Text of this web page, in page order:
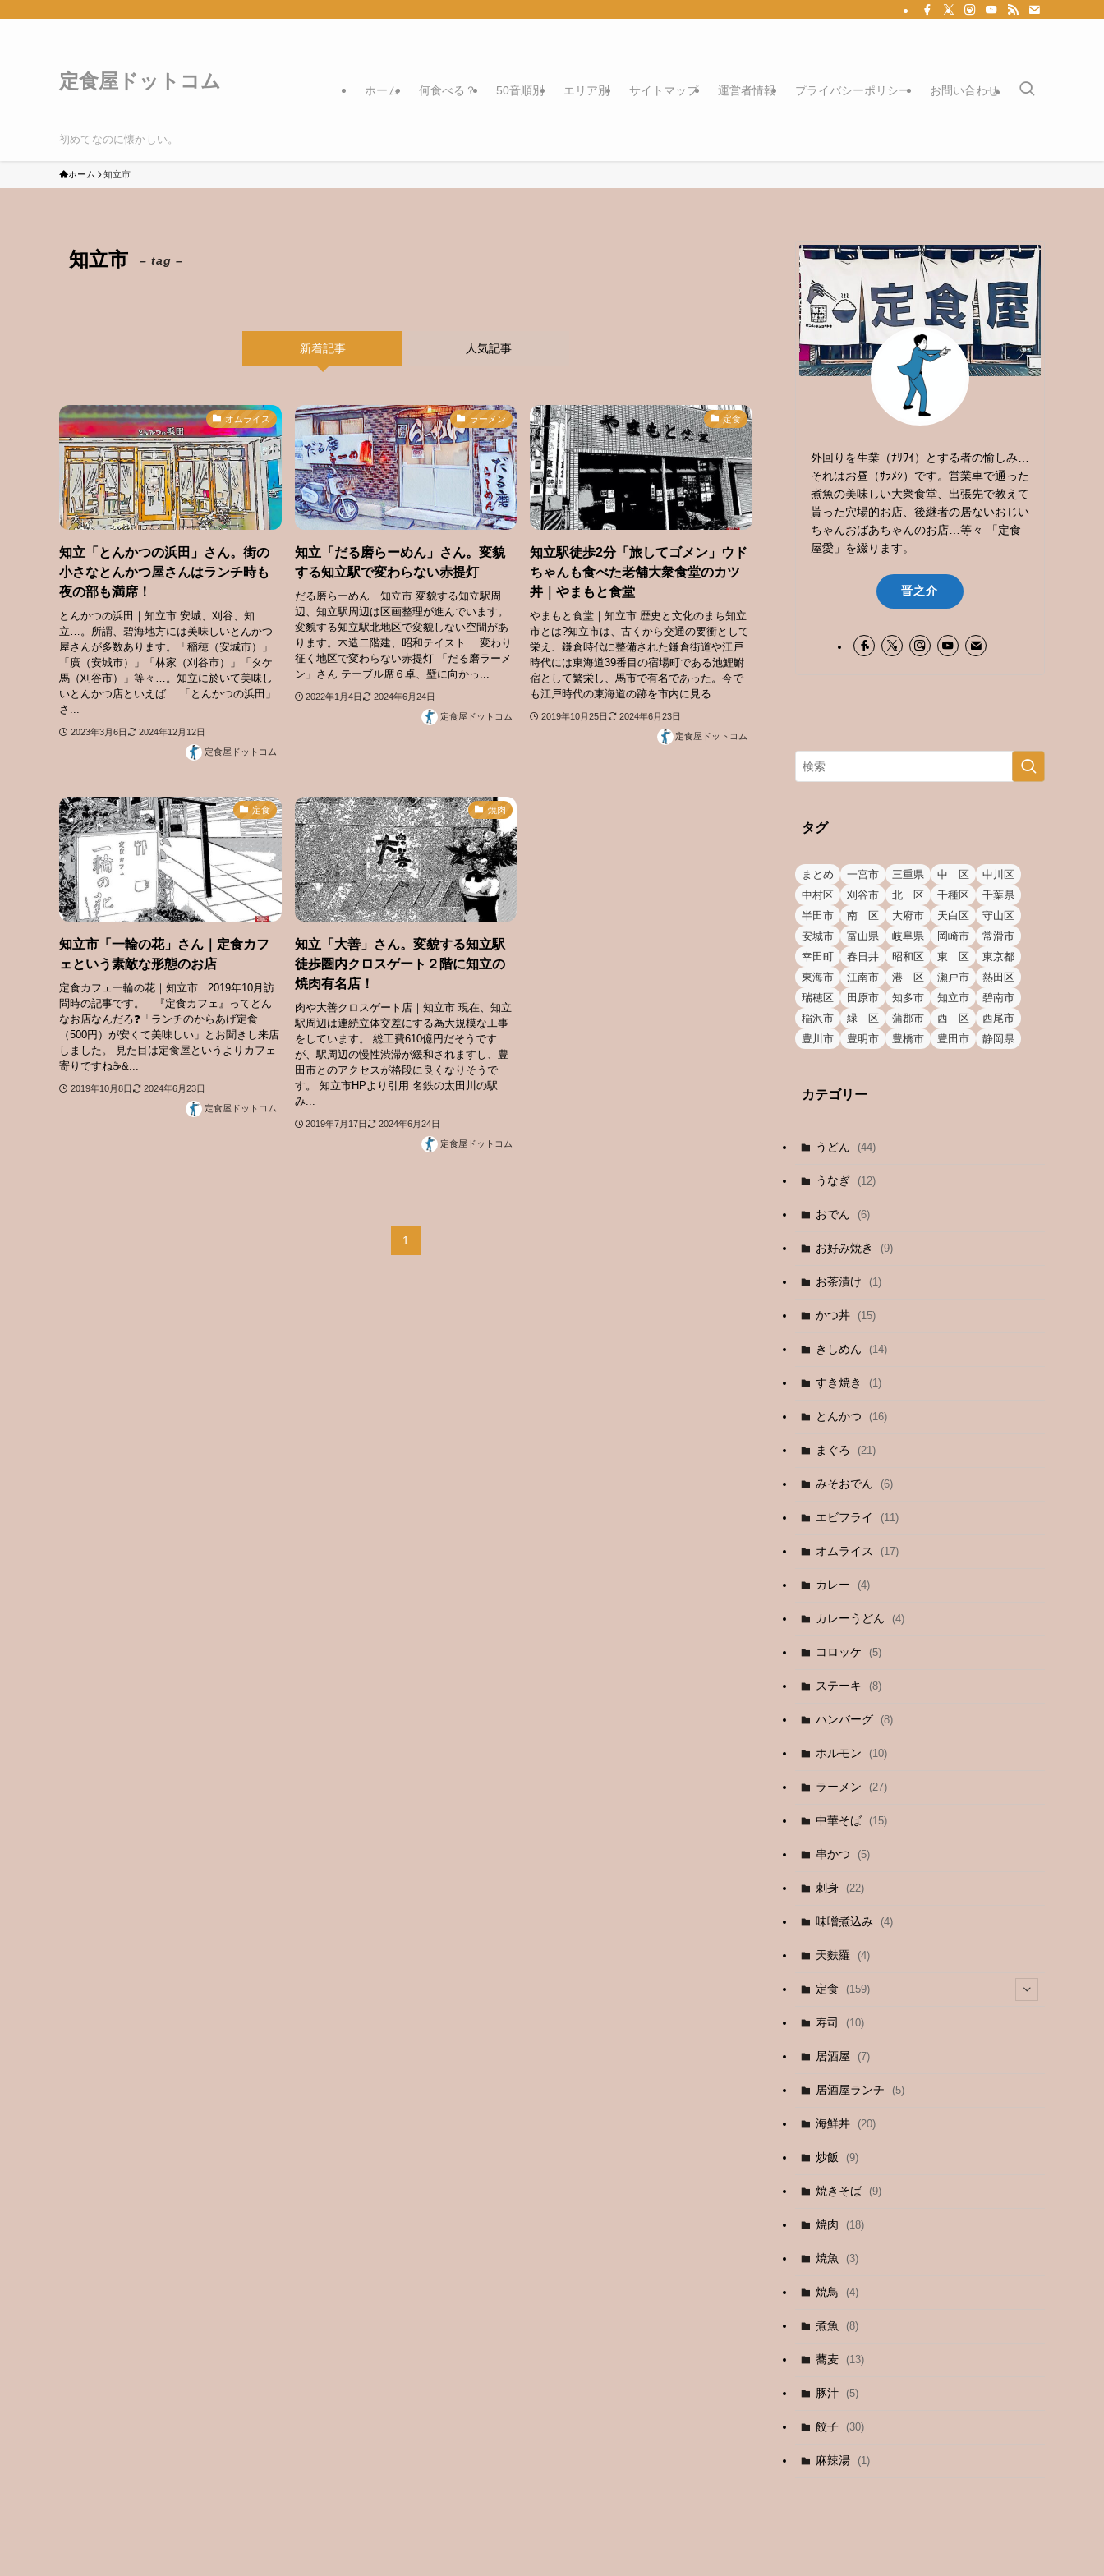
定食屋ドットコム
初めてなのに懐かしい。
ホーム 何食べる？ 50音順別 エリア別 サイトマップ 運営者情報 プライバシーポリシー お問い合わせ
ホーム 知立市
知立市 – tag –
新着記事 人気記事
オムライス
知立「とんかつの浜田」さん。街の
小さなとんかつ屋さんはランチ時も
夜の部も満席！
とんかつの浜田｜知立市 安城、刈谷、知
立…。所謂、碧海地方には美味しいとんかつ
屋さんが多数あります。「稲穂（安城市）」
「廣（安城市）」「林家（刈谷市）」「タケ
馬（刈谷市）」等々…。知立に於いて美味し
いとんかつ店といえば… 「とんかつの浜田」
さ...
2023年3月6日 2024年12月12日
定食屋ドットコム
ラーメン
知立「だる磨らーめん」さん。変貌
する知立駅で変わらない赤提灯
だる磨らーめん｜知立市 変貌する知立駅周
辺、知立駅周辺は区画整理が進んでいます。
変貌する知立駅北地区で変貌しない空間があ
ります。木造二階建、昭和テイスト… 変わり
征く地区で変わらない赤提灯 「だる磨ラーメ
ン」さん テーブル席６卓、壁に向かっ...
2022年1月4日 2024年6月24日
定食屋ドットコム
定食
知立駅徒歩2分「旅してゴメン」ウド
ちゃんも食べた老舗大衆食堂のカツ
丼｜やまもと食堂
やまもと食堂｜知立市 歴史と文化のまち知立
市とは?知立市は、古くから交通の要衝として
栄え、鎌倉時代に整備された鎌倉街道や江戸
時代には東海道39番目の宿場町である池鯉鮒
宿として繁栄し、馬市で有名であった。今で
も江戸時代の東海道の跡を市内に見る...
2019年10月25日 2024年6月23日
定食屋ドットコム
定食
知立市「一輪の花」さん｜定食カフ
ェという素敵な形態のお店
定食カフェ一輪の花｜知立市 2019年10月訪
問時の記事です。 『定食カフェ』ってどん
なお店なんだろ❓「ランチのからあげ定食
（500円）が安くて美味しい」とお聞きし来店
しました。 見た目は定食屋というよりカフェ
寄りですね☕&...
2019年10月8日 2024年6月23日
定食屋ドットコム
焼肉
知立「大善」さん。変貌する知立駅
徒歩圏内クロスゲート２階に知立の
焼肉有名店！
肉や大善クロスゲート店｜知立市 現在、知立
駅周辺は連続立体交差にする為大規模な工事
をしています。 総工費610億円だそうです
が、駅周辺の慢性渋滞が緩和されますし、豊
田市とのアクセスが格段に良くなりそうで
す。 知立市HPより引用 名鉄の太田川の駅
み...
2019年7月17日 2024年6月24日
定食屋ドットコム
1
外回りを生業（ﾅﾘﾜｲ）とする者の愉しみ…
それはお昼（ｻﾗﾒｼ）です。営業車で通った
煮魚の美味しい大衆食堂、出張先で教えて
貰った穴場的お店、後継者の居ないおじい
ちゃんおばあちゃんのお店…等々 「定食
屋愛」を綴ります。
晋之介
タグ
まとめ 一宮市 三重県 中 区
中川区
中村区
刈谷市 北 区 千種区
千葉県
半田市
南 区 大府市 天白区
守山区
安城市
富山県 岐阜県 岡崎市
常滑市
幸田町
春日井 昭和区 東 区
東京都
東海市
江南市 港 区 瀬戸市
熱田区
瑞穂区
田原市 知多市 知立市
碧南市
稲沢市
緑 区 蒲郡市 西 区
西尾市
豊川市
豊明市 豊橋市 豊田市 静岡県
カテゴリー
うどん (44)
うなぎ (12)
おでん (6)
お好み焼き (9)
お茶漬け (1)
かつ丼 (15)
きしめん (14)
すき焼き (1)
とんかつ (16)
まぐろ (21)
みそおでん (6)
エビフライ (11)
オムライス (17)
カレー (4)
カレーうどん (4)
コロッケ (5)
ステーキ (8)
ハンバーグ (8)
ホルモン (10)
ラーメン (27)
中華そば (15)
串かつ (5)
刺身 (22)
味噌煮込み (4)
天麩羅 (4)
定食 (159)
(4)
(9)
(3)
(4)
寿司 (10)
居酒屋 (7)
居酒屋ランチ (5)
海鮮丼 (20)
炒飯 (9)
焼きそば (9)
焼肉 (18)
焼魚 (3)
焼鳥 (4)
煮魚 (8)
蕎麦 (13)
豚汁 (5)
餃子 (30)
麻辣湯 (1)